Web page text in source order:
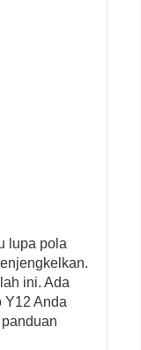
lupa pola
ini. Ada
Y12 Anda